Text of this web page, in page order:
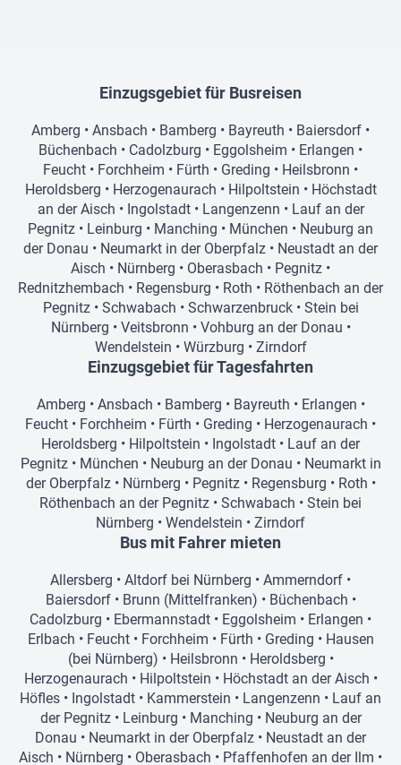
Einzugsgebiet für Busreisen
Amberg • Ansbach • Bamberg • Bayreuth • Baiersdorf •
Büchenbach • Cadolzburg • Eggolsheim • Erlangen •
Feucht • Forchheim • Fürth • Greding • Heilsbronn •
Heroldsberg • Herzogenaurach • Hilpoltstein • Höchstadt
an der Aisch • Ingolstadt• Langenzenn • Lauf an der
Pegnitz • Leinburg • Manching • München • Neuburg an
der Donau • Neumarkt in der Oberpfalz • Neustadt an der
Aisch • Nürnberg • Oberasbach • Pegnitz •
Rednitzhembach • Regensburg • Roth • Röthenbach an der
Pegnitz• Schwabach • Schwarzenbruck• Stein bei
Nürnberg • Veitsbronn • Vohburg an der Donau •
Wendelstein • Würzburg • Zirndorf
Einzugsgebiet für Tagesfahrten
Amberg • Ansbach • Bamberg • Bayreuth • Erlangen •
Feucht • Forchheim • Fürth • Greding • Herzogenaurach •
Heroldsberg • Hilpoltstein • Ingolstadt • Lauf an der
Pegnitz• München • Neuburg an der Donau • Neumarkt in
der Oberpfalz• Nürnberg • Pegnitz• Regensburg • Roth •
Röthenbach an der Pegnitz • Schwabach • Stein bei
Nürnberg • Wendelstein • Zirndorf
Bus mit Fahrer mieten
Allersberg • Altdorf bei Nürnberg • Ammerndorf •
Baiersdorf• Brunn (Mittelfranken) • Büchenbach •
Cadolzburg • Ebermannstadt • Eggolsheim • Erlangen •
Erlbach • Feucht• Forchheim • Fürth • Greding • Hausen
(bei Nürnberg) • Heilsbronn • Heroldsberg •
Herzogenaurach • Hilpoltstein • Höchstadt an der Aisch •
Höfles • Ingolstadt • Kammerstein • Langenzenn • Lauf an
der Pegnitz• Leinburg • Manching • Neuburg an der
Donau • Neumarkt in der Oberpfalz • Neustadt an der
Aisch • Nürnberg • Oberasbach • Pfaffenhofen an der Ilm •